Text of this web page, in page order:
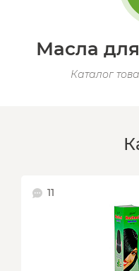
Масла
Каталог
11